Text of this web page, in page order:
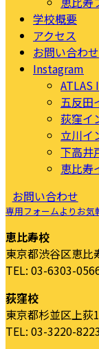
学校概要
アクセス
お問い合わせ
Instagram
五反田
荻窪イ
立川イ
下高井
恵比寿
お問い合わせ
専用フォームよりお気
恵比寿校
東京都渋谷区恵比
TEL: 03-6303-
荻窪校
東京都杉並区上
TEL: 03-3220-